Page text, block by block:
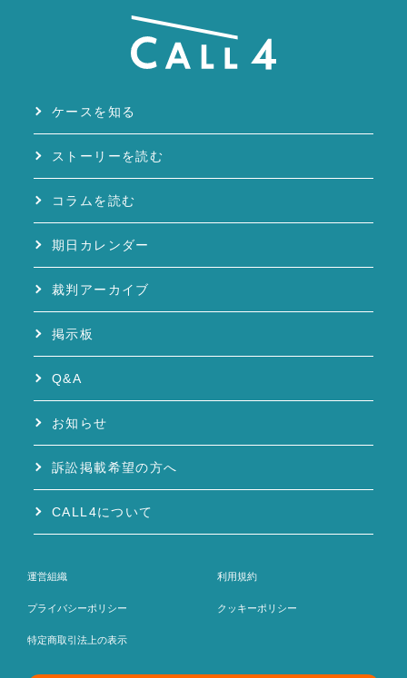
ケースを知る
ストーリーを読む
コラムを読む
期日カレンダー
裁判アーカイブ
掲示板
Q&A
お知らせ
訴訟掲載希望の方へ
CALL4について
運営組織 利用規約
プライバシーポリシー クッキーポリシー
特定商取引法上の表示